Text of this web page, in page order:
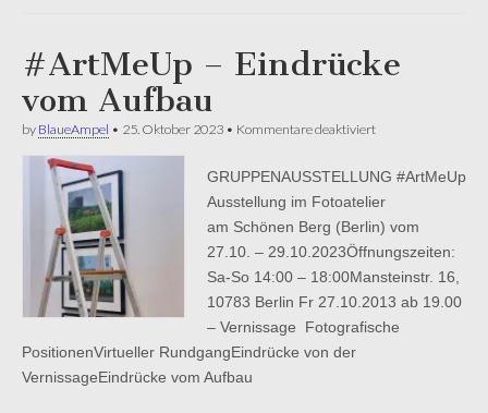
#ArtMeUp – Eindrücke
vom Aufbau
by BlaueAmpel • 25. Oktober 2023 • Kommentare deaktiviertfür
Eindrücke
vom
GRUPPENAUSSTELLUNG #ArtMeUp
Ausstellung im Fotoatelier
am Schönen Berg (Berlin) vom
27.10. – 29.10.2023Öffnungszeiten:
Sa-So 14:00 – 18:00Mansteinstr. 16,
10783 Berlin Fr 27.10.2013 ab 19.00
– Vernissage Fotografische
PositionenVirtueller RundgangEindrücke von der
VernissageEindrücke vom Aufbau